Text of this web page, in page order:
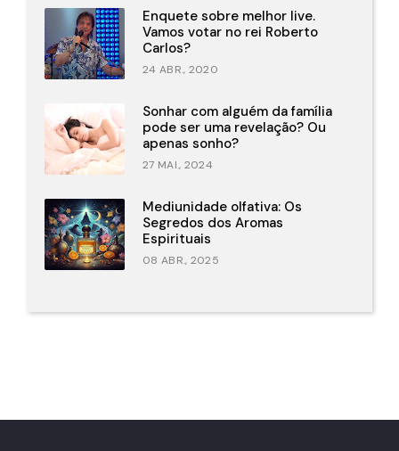
Enquete sobre melhor live.
Vamos votar no rei Roberto
Carlos?
24 ABR., 2020
Sonhar com alguém da família
pode ser uma revelação? Ou
apenas sonho?
27 MAI., 2024
Mediunidade olfativa: Os
Segredos dos Aromas
Espirituais
08 ABR., 2025